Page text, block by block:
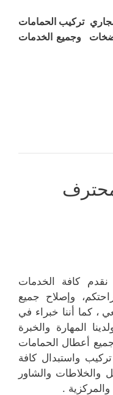
تركيب الحمامات
وجميع الخدمات
كافة الخدمات
وإصلاح جميع
، كما أننا خبراء في
المهارة والخبرة
أعطال الحمامات
واستبدال كافة
والخلاطات والشاور
.